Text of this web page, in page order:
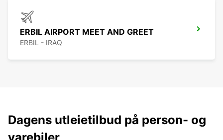
ERBIL AIRPORT MEET AND GREET
ERBIL - IRAQ
Dagens utleietilbud på person- og